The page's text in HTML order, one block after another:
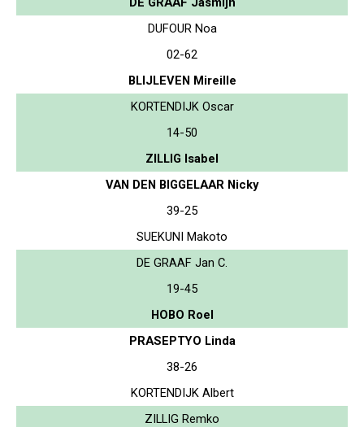
DUFOUR Noa
02-62
BLIJLEVEN Mireille
KORTENDIJK Oscar
14-50
ZILLIG Isabel
VAN DEN BIGGELAAR Nicky
39-25
SUEKUNI Makoto
DE GRAAF Jan C.
19-45
HOBO Roel
PRASEPTYO Linda
38-26
KORTENDIJK Albert
ZILLIG Remko